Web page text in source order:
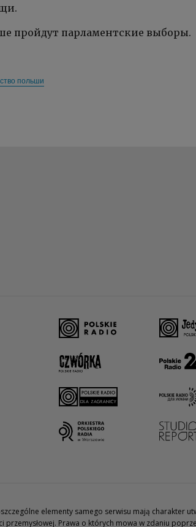
пройдут парламентские выборы.
польши
elementy samego serwisu mają charakter
Prawa o których mowa w zdaniu